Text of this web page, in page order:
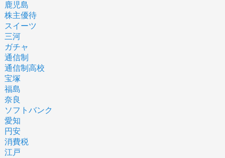
鹿児島
株主優待
スイーツ
三河
ガチャ
通信制
通信制高校
宝塚
福島
奈良
ソフトバンク
愛知
円安
消費税
江戸